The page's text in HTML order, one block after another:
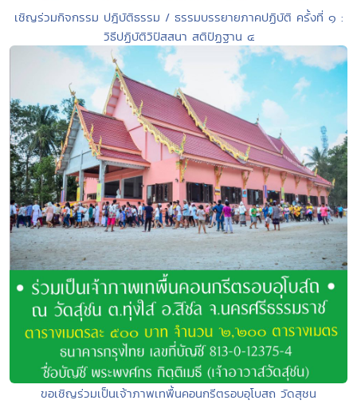
เชิญร่วมกิจกรรม ปฎิบัติธรรม / ธรรมบรรยายภาคปฏิบัติ ครั้งที่ ๑ :
วิธีปฏิบัติวิปัสสนา สติปัฏฐาน ๔
ขอเชิญร่วมเป็นเจ้าภาพเทพื้นคอนกรีตรอบอุโบสถ วัดสุชน